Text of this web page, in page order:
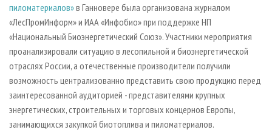
пиломатериалов»в Ганновере была организована журналом
«ЛесПромИнформ» и ИАА «Инфобио» при поддержке НП
«Национальный Биоэнергетический Союз». Участники мероприятия
проанализировали ситуацию в лесопильной и биоэнергетической
отраслях России, а отечественные производители получили
возможность централизованно представить свою продукцию перед
заинтересованной аудиторией - представителями крупных
энергетических, строительных и торговых концернов Европы,
занимающихся закупкой биотоплива и пиломатериалов.